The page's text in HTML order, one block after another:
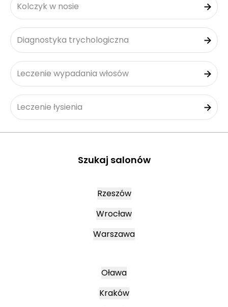
Kolczyk w nosie
Diagnostyka trychologiczna
Leczenie wypadania włosów
Leczenie łysienia
Szukaj salonów
Rzeszów
Wrocław
Warszawa
Oława
Kraków